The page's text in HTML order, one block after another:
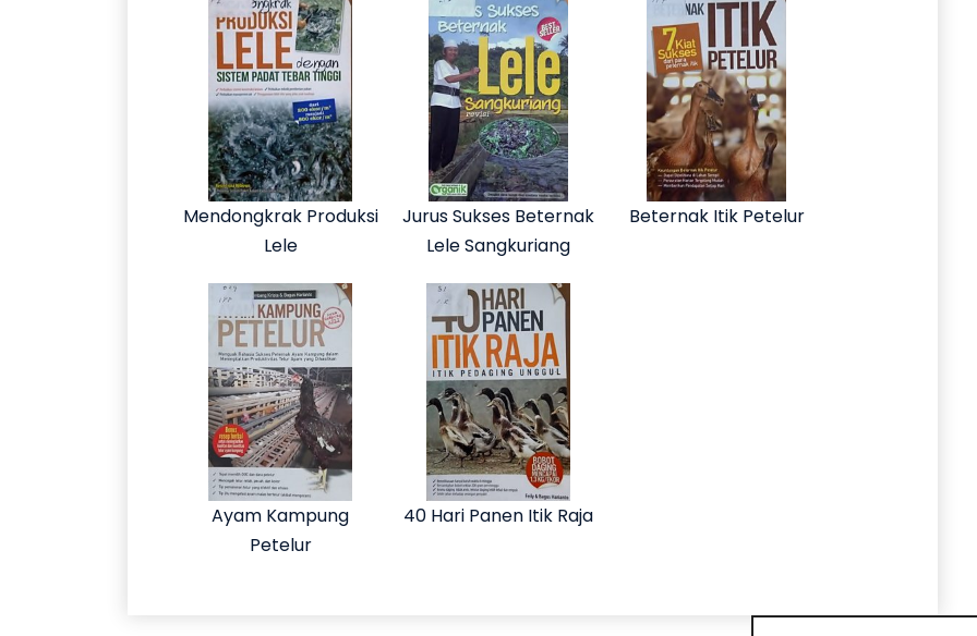
Mendongkrak Produksi
Lele
Jurus Sukses Beternak
Lele Sangkuriang
Beternak Itik Petelur
Ayam Kampung
Petelur
40 Hari Panen Itik Raja